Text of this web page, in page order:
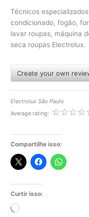
Técnicos
condicionado, fogão,
lavar roupas, máquina
seca roupas Electrolux.
Create your own
Electrolux São Paulo
Average rating:
Compartilhe isso:
Curtir isso:
Carregando...